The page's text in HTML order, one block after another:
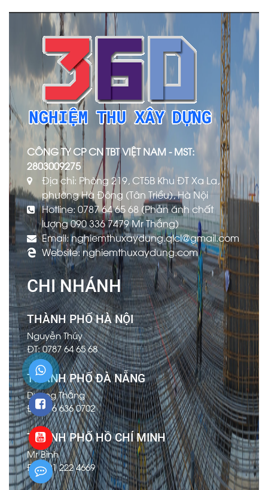
CÔNG TY CP CN TBT VIỆT NAM - MST:
2803009275
Địa chỉ: Phòng 219, CT5B Khu ĐT Xa La,
phường Hà Đông (Tân Triều), Hà Nội
Hotline: 0787 64 65 68 (Phản ánh chất
lượng 090 336 7479 Mr Thắng)
Email: nghiemthuxaydung.qlcl@gmail.com
Website: nghiemthuxaydung.com
CHI NHÁNH
THÀNH PHỐ HÀ NỘI
Nguyễn Thúy
ĐT: 0787 64 65 68
THÀNH PHỐ ĐÀ NẴNG
Dương Thắng
ĐT: 096 636 0702
THÀNH PHỐ HỒ CHÍ MINH
Mr Bình
ĐT: 091 222 4669